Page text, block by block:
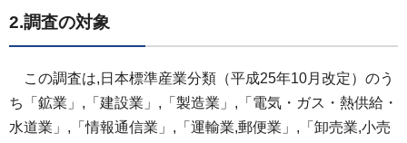
2.調査の対象
この調査は, 日本標準産業分類（平成25年10月改定）のう
ち「鉱業」,「建設業」,「製造業」,「電気・ガス・熱供給・
水道業」,「情報通信業」,「運輸業,郵便業」,「卸売業,小売